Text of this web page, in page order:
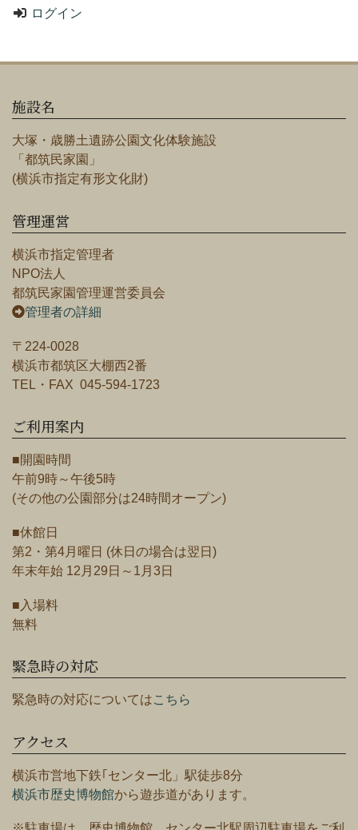
ログイン
施設名
大塚・歳勝土遺跡公園文化体験施設
「都筑民家園」
(横浜市指定有形文化財)
管理運営
横浜市指定管理者
NPO法人
都筑民家園管理運営委員会
管理者の詳細
〒224-0028
横浜市都筑区大棚西2番
TEL・FAX 045-594-1723
ご利用案内
■開園時間
午前9時～午後5時
(その他の公園部分は24時間オープン)
■休館日
第2・第4月曜日 (休日の場合は翌日)
年末年始 12月29日～1月3日
■入場料
無料
緊急時の対応
緊急時の対応についてはこちら
アクセス
横浜市営地下鉄｢センター北」駅徒歩8分
横浜市歴史博物館から遊歩道があります。